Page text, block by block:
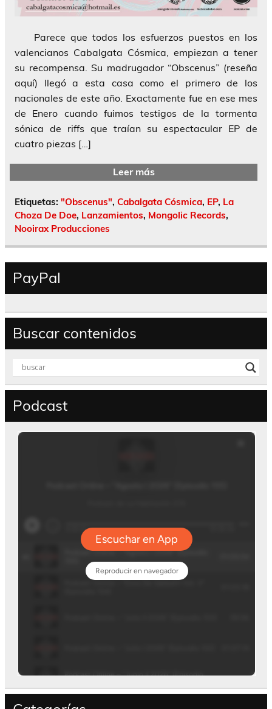
Parece que todos los esfuerzos puestos en los
valencianos Cabalgata Cósmica, empiezan a tener
su recompensa. Su madrugador “Obscenus” (reseña
aquí) llegó a esta casa como el primero de los
nacionales de este año. Exactamente fue en ese mes
de Enero cuando fuimos testigos de la tormenta
sónica de riffs que traían su espectacular EP de
cuatro piezas […]
Leer más
Etiquetas: "Obscenus", Cabalgata Cósmica, EP, La
Choza De Doe, Lanzamientos, Mongolic Records,
Nooirax Producciones
PayPal
Buscar contenidos
Podcast